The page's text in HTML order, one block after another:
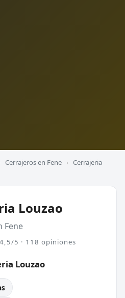
Cerrajeros en Fene › Cerrajeria
Louzao
Fene
4,5/5 · 118 opiniones
Louzao